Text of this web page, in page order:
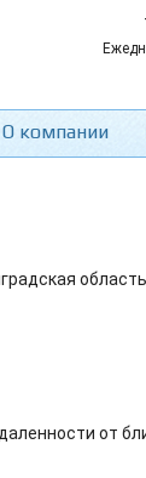
О компании
от